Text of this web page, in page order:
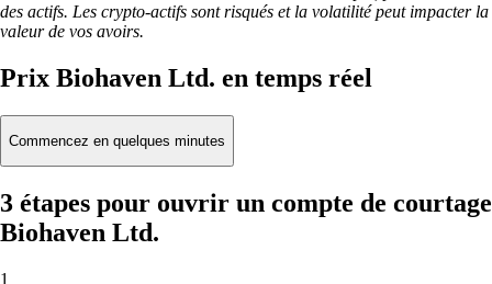
des actifs. Les crypto-actifs sont risqués et la volatilité peut impacter la
valeur de vos avoirs.
Prix Biohaven Ltd. en temps réel
Commencez en quelques minutes
3 étapes pour ouvrir un compte de courtage
Biohaven Ltd.
1